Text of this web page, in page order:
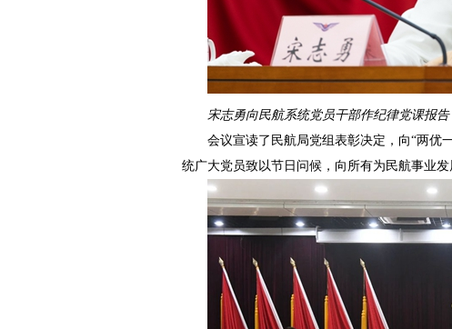
宋志勇向民航系统党员干部作纪律党课报告
会议宣读了民航局党组表彰决定，向“两优
统广大党员致以节日问候，向所有为民航事业